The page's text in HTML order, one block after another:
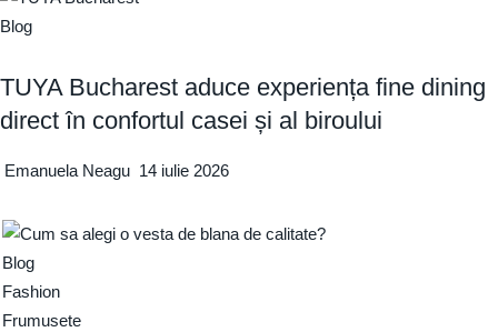
Blog
TUYA Bucharest aduce experiența fine dining
direct în confortul casei și al biroului
Emanuela Neagu 14 iulie 2026
Blog
Fashion
Frumusete